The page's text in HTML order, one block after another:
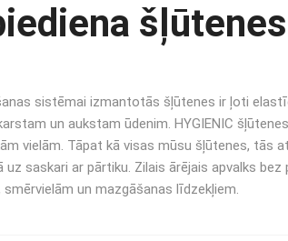
šļūtenes
sistēmai izmantotās šļūtenes ir ļoti
un aukstam ūdenim. HYGIENIC
vielām. Tāpat kā visas mūsu šļūtenes, tās
saskari ar pārtiku. Zilais ārējais apvalks bez
un mazgāšanas līdzekļiem.